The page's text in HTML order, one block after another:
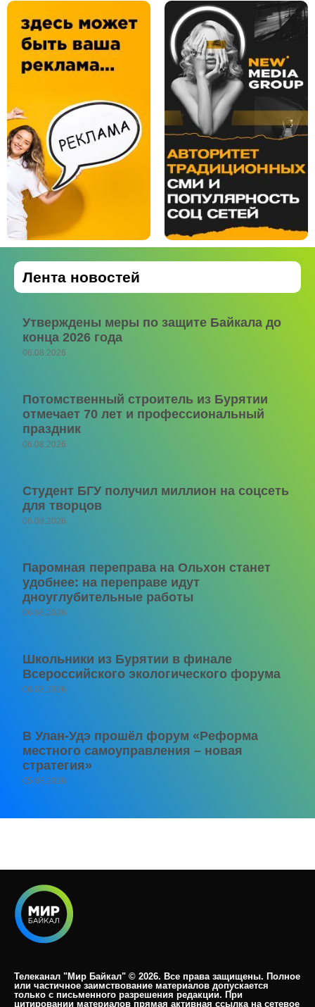
Лента новостей
Утверждены меры по защите Байкала до
конца 2026 года
06.08.2026
Потомственный строитель из Бурятии
отмечает 70 лет и профессиональный
праздник
06.08.2026
Студент БГУ получил миллион на соцсеть
для творцов
06.08.2026
Паромная переправа на Ольхон станет
удобнее: на переправе идут
дноуглубительные работы
06.08.2026
Школьники из Бурятии в финале
Всероссийского экологического форума
06.08.2026
В Улан-Удэ прошёл форум «Реформа
местного самоуправления – новая
стратегия»
05.08.2026
Телеканал "Мир Байкал" © 2026. Все права защищены. Полное
или частичное заимствование материалов допускается
только с письменного разрешения редакции. При
цитировании материалов прямая активная ссылка на сетевое